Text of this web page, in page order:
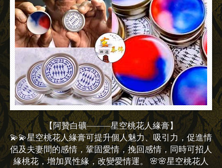
【阿贊白礦————星空桃花人緣膏】
💫💫星空桃花人緣膏可提升個人魅力、吸引力，促進情
侶及夫妻間的感情，鞏固愛情，挽回感情，同時可招人
緣桃花，增加異性緣，改變愛情運。 🌸🌸星空桃花人